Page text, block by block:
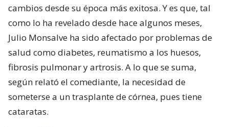
cambios desde su época más exitosa. Y es que, tal
como lo ha revelado desde hace algunos meses,
Julio Monsalve ha sido afectado por problemas de
salud como diabetes, reumatismo a los huesos,
fibrosis pulmonar y artrosis. A lo que se suma,
según relató el comediante, la necesidad de
someterse a un trasplante de córnea, pues tiene
cataratas.